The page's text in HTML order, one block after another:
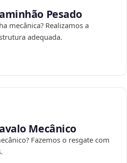
Pesado
mecânica? Realizamos a
adequada.
Mecânico
Fazemos o resgate com